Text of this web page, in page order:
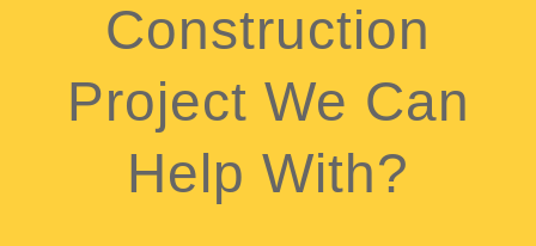
Construction
Project We Can
Help With?